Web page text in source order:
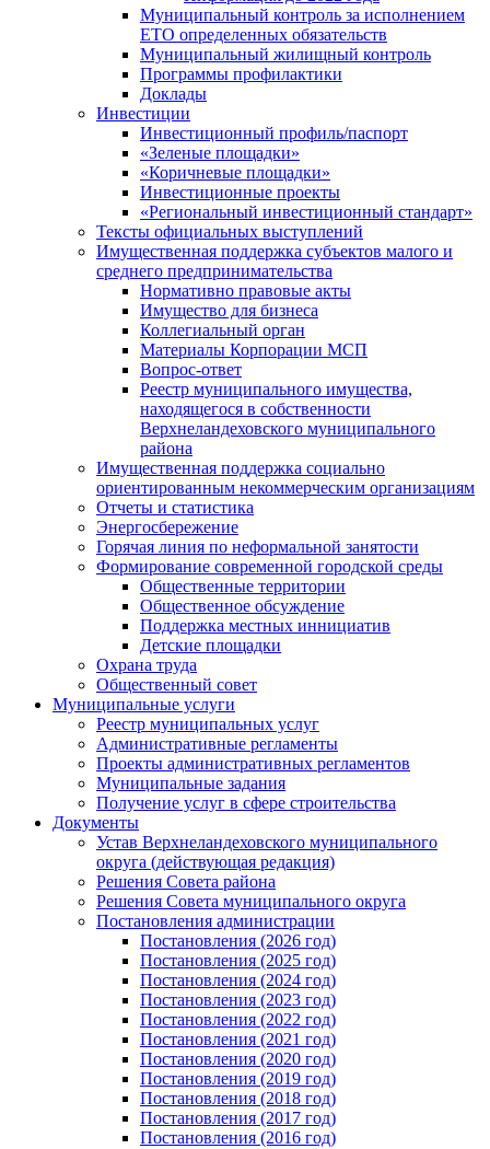
Муниципальный контроль за исполнением
ЕТО определенных обязательств
Муниципальный жилищный контроль
Программы профилактики
Доклады
Инвестиции
Инвестиционный профиль/паспорт
«Зеленые площадки»
«Коричневые площадки»
Инвестиционные проекты
«Региональный инвестиционный стандарт»
Тексты официальных выступлений
Имущественная поддержка субъектов малого и
среднего предпринимательства
Нормативно правовые акты
Имущество для бизнеса
Коллегиальный орган
Материалы Корпорации МСП
Вопрос-ответ
Реестр муниципального имущества,
находящегося в собственности
Верхнеландеховского муниципального
района
Имущественная поддержка социально
ориентированным некоммерческим организациям
Отчеты и статистика
Энергосбережение
Горячая линия по неформальной занятости
Формирование современной городской среды
Общественные территории
Общественное обсуждение
Поддержка местных иннициатив
Детские площадки
Охрана труда
Общественный совет
Муниципальные услуги
Реестр муниципальных услуг
Административные регламенты
Проекты административных регламентов
Муниципальные задания
Получение услуг в сфере строительства
Документы
Устав Верхнеландеховского муниципального
округа (действующая редакция)
Решения Совета района
Решения Совета муниципального округа
Постановления администрации
Постановления (2026 год)
Постановления (2025 год)
Постановления (2024 год)
Постановления (2023 год)
Постановления (2022 год)
Постановления (2021 год)
Постановления (2020 год)
Постановления (2019 год)
Постановления (2018 год)
Постановления (2017 год)
Постановления (2016 год)